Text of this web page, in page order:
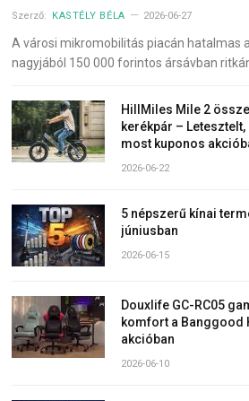
Szerző: KASTÉLY BÉLA 2026-06-27
A városi mikromobilitás piacán hatalmas
nagyjából 150 000 forintos ársávban
HillMiles Mile 2
kerékpár –
most kuponos
2026-06-22
5 népszerű kínai
júniusban
2026-06-15
Douxlife GC-RC05
komfort a Banggood
akcióban
2026-06-10